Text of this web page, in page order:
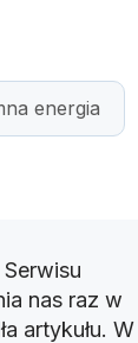
energia
nas raz w
artykułu. W